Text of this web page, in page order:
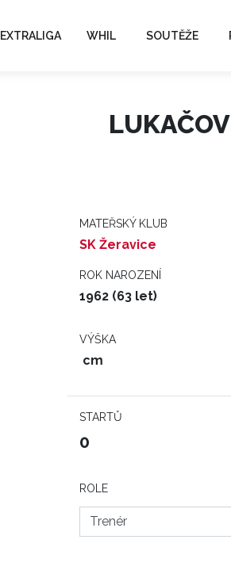
EXTRALIGA WHIL SOUTĚŽE
MATEŘSKÝ KLUB
SK Žeravice
ROK NAROZENÍ
1962 (63 let)
VÝŠKA
cm
STARTŮ
0
ROLE